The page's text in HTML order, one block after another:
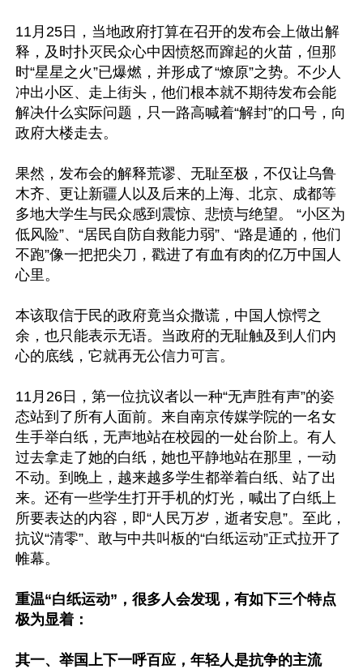
11月25日，当地政府打算在召开的发布会上做出解
释，及时扑灭民众心中因愤怒而蹿起的火苗，但那
时“星星之火”已爆燃，并形成了“燎原”之势。不少人
冲出小区、走上街头，他们根本就不期待发布会能
解决什么实际问题，只一路高喊着“解封”的口号，向
政府大楼走去。
果然，发布会的解释荒谬、无耻至极，不仅让乌鲁
木齐、更让新疆人以及后来的上海、北京、成都等
多地大学生与民众感到震惊、悲愤与绝望。 “小区为
低风险”、“居民自防自救能力弱”、“路是通的，他们
不跑”像一把把尖刀，戳进了有血有肉的亿万中国人
心里。
本该取信于民的政府竟当众撒谎，中国人惊愕之
余，也只能表示无语。当政府的无耻触及到人们内
心的底线，它就再无公信力可言。
11月26日，第一位抗议者以一种“无声胜有声”的姿
态站到了所有人面前。来自南京传媒学院的一名女
生手举白纸，无声地站在校园的一处台阶上。有人
过去拿走了她的白纸，她也平静地站在那里，一动
不动。到晚上，越来越多学生都举着白纸、站了出
来。还有一些学生打开手机的灯光，喊出了白纸上
所要表达的内容，即“人民万岁，逝者安息”。至此，
抗议“清零”、敢与中共叫板的“白纸运动”正式拉开了
帷幕。
重温“白纸运动”，很多人会发现，有如下三个特点
极为显着：
其一、举国上下一呼百应，年轻人是抗争的主流